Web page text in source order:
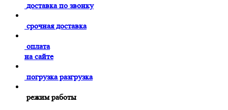
доставка по звонку
срочная доставка
оплата
на сайте
погрузка разгрузка
режим работы